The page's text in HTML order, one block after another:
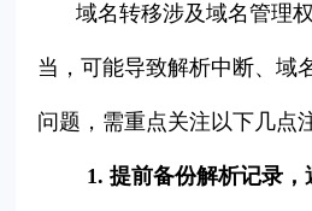
域名转移涉及域名管理
当，可能导致解析中断、域
问题，需重点关注以下几点
1. 提前备份解析记录